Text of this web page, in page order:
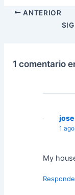
ANTERIOR
1 comentario
jose
1
My